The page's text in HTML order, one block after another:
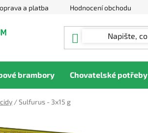
a platba Hodnocení obchodu
brambory Chovatelské potřeby
/Sulfurus - 3x15 g